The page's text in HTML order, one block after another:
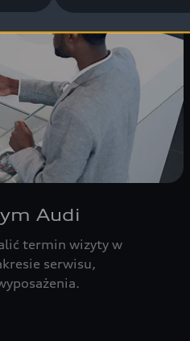
Audi
termin wizyty w
serwisu,